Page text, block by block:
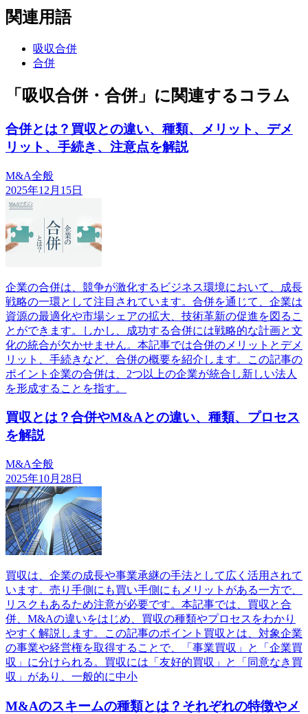
関連用語
吸収合併
合併
「吸収合併・合併」に関連するコラム
合併とは？買収との違い、種類、メリット、デメ
リット、手続き、注意点を解説
M&A全般
2025年12月15日
企業の合併は、競争が激化するビジネス環境において、成長
戦略の一環として注目されています。合併を通じて、企業は
資源の最適化や市場シェアの拡大、技術革新の促進を図るこ
とができます。しかし、成功する合併には戦略的な計画と文
化の統合が欠かせません。本記事では合併のメリットとデメ
リット、手続きなど、合併の概要を紹介します。この記事の
ポイント企業の合併は、2つ以上の企業が統合し新しい法人
を形成することを指す。
買収とは？合併やM&Aとの違い、種類、プロセス
を解説
M&A全般
2025年10月28日
買収は、企業の成長や事業承継の手法として広く活用されて
います。売り手側にも買い手側にもメリットがある一方で、
リスクもあるため注意が必要です。本記事では、買収と合
併、M&Aの違いをはじめ、買収の種類やプロセスをわかり
やすく解説します。この記事のポイント買収とは、対象企業
の事業や経営権を取得することで、「事業買収」と「企業買
収」に分けられる。買収には「友好的買収」と「同意なき買
収」があり、一般的に中小
M&Aのスキームの種類とは？それぞれの特徴やメ